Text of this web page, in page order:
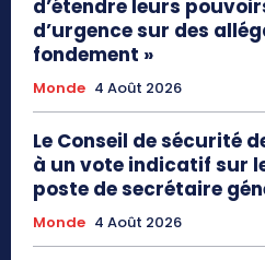
d’étendre leurs
d’urgence sur des
fondement »
Monde 4 Août 2026
Le Conseil de sécurité
à un vote indicatif sur
poste de secrétaire
Monde 4 Août 2026